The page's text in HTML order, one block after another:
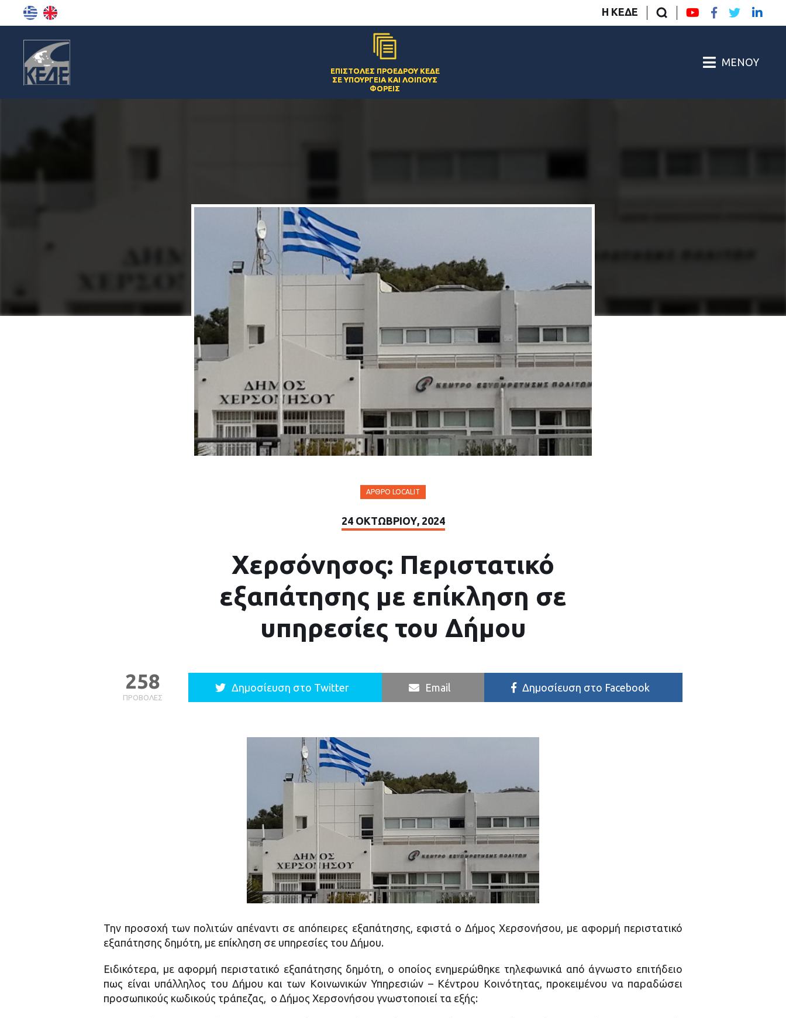
Η ΚΕΔΕ
ΕΠΙΣΤΟΛΈΣ ΠΡΟΈΔΡΟΥ ΚΕΔΕ
ΣΕ ΥΠΟΥΡΓΕΊΑ ΚΑΙ ΛΟΙΠΟΎΣ
ΦΟΡΕΊΣ
ΜΕΝΟΎ
ΆΡΘΡΟ LOCALIT
24 ΟΚΤΩΒΡΊΟΥ, 2024
Χερσόνησος: Περιστατικό
εξαπάτησης με επίκληση σε
υπηρεσίες του Δήμου
ΠΡΟΒΟΛΈΣ
258 Δημοσίευση στο Twitter Email Δημοσίευση στο Facebook
Την προσοχή των πολιτών απέναντι σε απόπειρες εξαπάτησης, εφιστά ο Δήμος Χερσονήσου, με αφορμή περιστατικό
εξαπάτησης δημότη, με επίκληση σε υπηρεσίες του Δήμου.
Ειδικότερα, με αφορμή περιστατικό εξαπάτησης δημότη, ο οποίος ενημερώθηκε τηλεφωνικά από άγνωστο επιτήδειο
πως είναι υπάλληλος του Δήμου και των Κοινωνικών Υπηρεσιών – Κέντρου Κοινότητας, προκειμένου να παραδώσει
προσωπικούς κωδικούς τράπεζας, ο Δήμος Χερσονήσου γνωστοποιεί τα εξής: